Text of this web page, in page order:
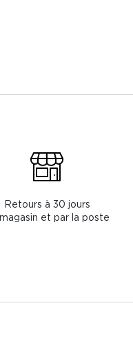
Retours à 30 jours
et par la poste